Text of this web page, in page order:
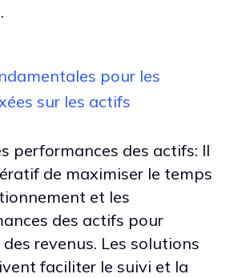
pour les
sur les actifs
performances des actifs: Il
de maximiser le temps
et les
des actifs pour
des revenus. Les solutions
faciliter le suivi et la